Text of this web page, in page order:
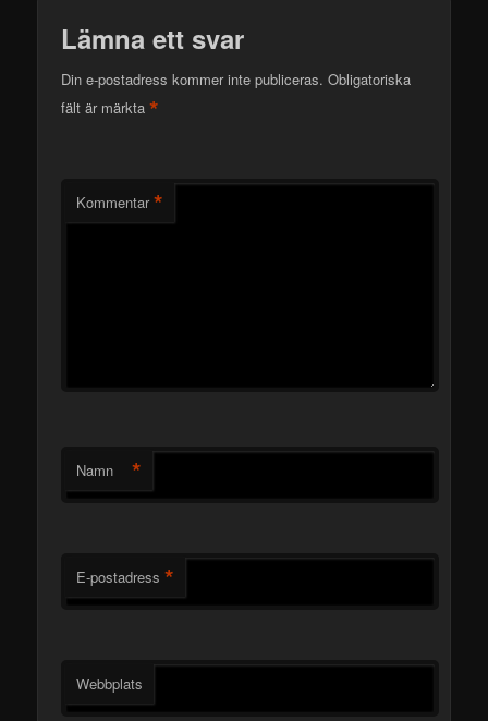
Lämna ett svar
Din e-postadress kommer inte publiceras. Obligatoriska
fält är märkta*
Kommentar *
Namn *
E-postadress *
Webbplats